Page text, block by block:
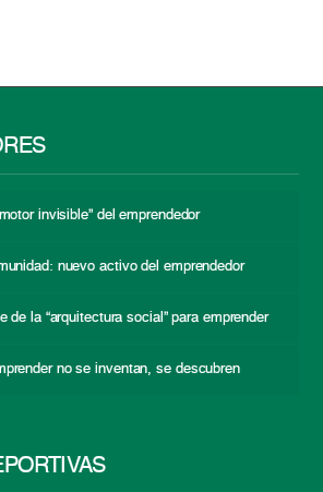
invisible” del emprendedor
nuevo activo del emprendedor
de la “arquitectura social” para emprender
no se inventan, se descubren